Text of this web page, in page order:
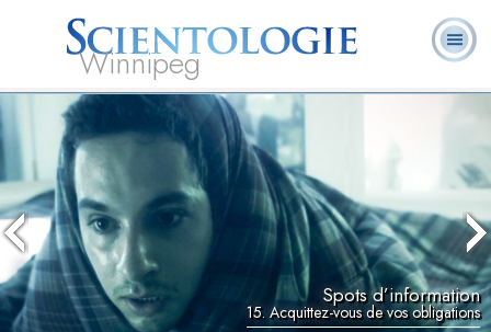
Winnipeg
L. Ron Hubbard
Qu’est-ce que la
Scientologie ?
Ministres
volontaires
Spots d’information
15. Acquittez-vous de vos obligations